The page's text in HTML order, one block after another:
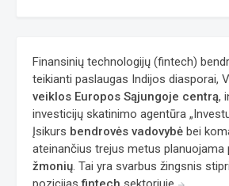
Finansinių technologijų (fintech)
teikianti paslaugas Indijos diasporai,
veiklos Europos Sąjungoje centrą,
investicijų skatinimo agentūra
Įsikurs bendrovės vadovybė bei
ateinančius trejus metus planuojama
žmonių. Tai yra svarbus žingsnis